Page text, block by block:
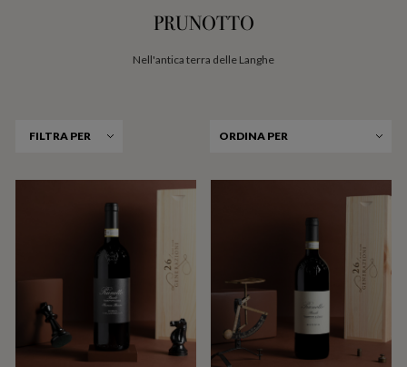
PRUNOTTO
Nell'antica terra delle Langhe
FILTRA PER ORDINA PER